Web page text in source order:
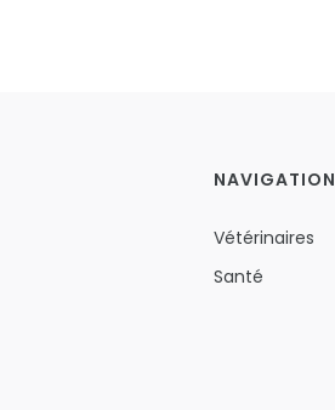
NAVIGATION
Vétérinaires
Santé